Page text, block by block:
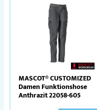
MASCOT® CUSTOMIZED
Damen Funktionshose
Anthrazit 22058-605